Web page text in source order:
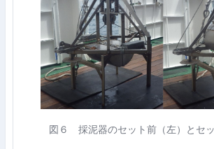
図６ 採泥器のセット前（左）とセッ